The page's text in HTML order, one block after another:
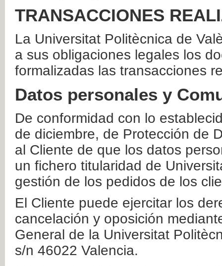
TRANSACCIONES
La Universitat Politècnica de
a sus obligaciones legales los
formalizadas las transacciones
Datos personales y
De conformidad con lo
de diciembre, de Protección de
al Cliente de que los datos
un fichero titularidad de
gestión de los pedidos de los
El Cliente puede ejercitar los
cancelación y oposición
General de la Universitat
s/n 46022 Valencia.